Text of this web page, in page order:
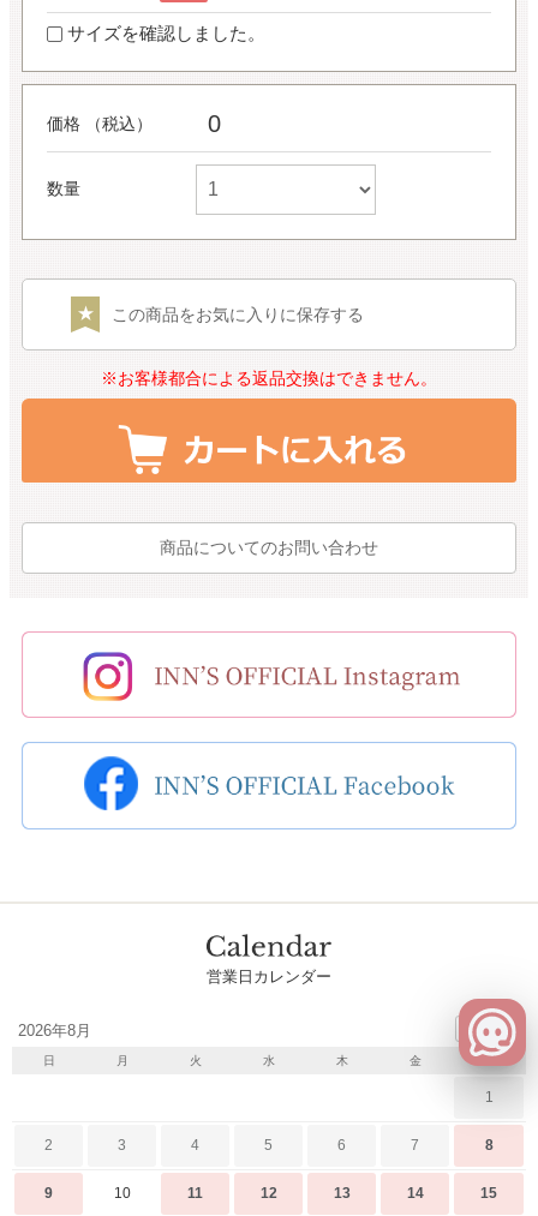
サイズを確認しました。
価格 （税込） 0
数量
この商品をお気に入りに保存する
※お客様都合による返品交換はできません。
商品についてのお問い合わせ
営業日カレンダー
2026年8月
日 月 火 水 木 金 土
1
2 3 4 5 6 7 8
9 10 11 12 13 14 15